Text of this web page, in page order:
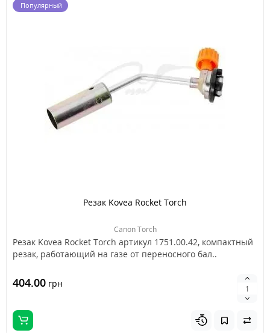
Популярный
Резак Kovea Rocket Torch
Canon Torch
Резак Kovea Rocket Torch артикул 1751.00.42, компактный
резак, работающий на газе от переносного бал..
404.00 грн